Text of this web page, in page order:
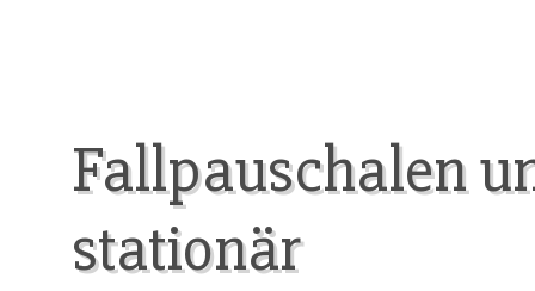
Fallpauschalen
stationär